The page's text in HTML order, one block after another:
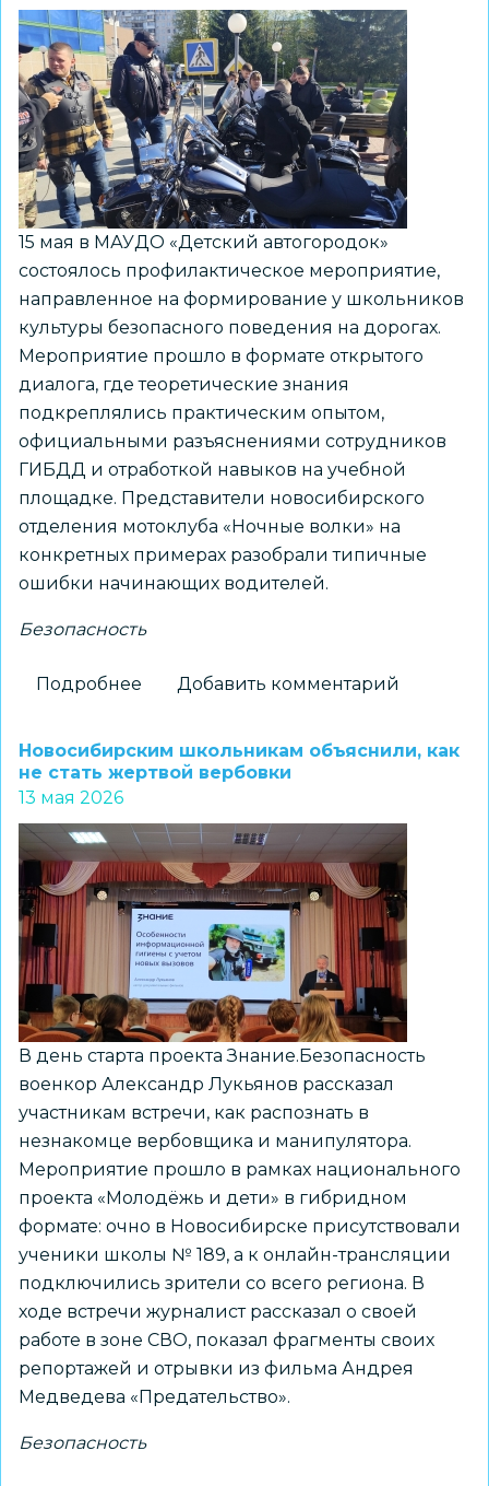
для
родителей
15 мая в МАУДО «Детский автогородок»
состоялось профилактическое мероприятие,
направленное на формирование у школьников
культуры безопасного поведения на дорогах.
Мероприятие прошло в формате открытого
диалога, где теоретические знания
подкреплялись практическим опытом,
официальными разъяснениями сотрудников
ГИБДД и отработкой навыков на учебной
площадке. Представители новосибирского
отделения мотоклуба «Ночные волки» на
конкретных примерах разобрали типичные
ошибки начинающих водителей.
Безопасность
Подробнее
двух
и
не
только:
в
Детском
автогородке
прошло
совместное
профилактическое
мероприятие
Добавить комментарий
Новосибирским школьникам объяснили, как
не стать жертвой вербовки
13 мая 2026
В день старта проекта Знание.Безопасность
военкор Александр Лукьянов рассказал
участникам встречи, как распознать в
незнакомце вербовщика и манипулятора.
Мероприятие прошло в рамках национального
проекта «Молодёжь и дети» в гибридном
формате: очно в Новосибирске присутствовали
ученики школы № 189, а к онлайн-трансляции
подключились зрители со всего региона. В
ходе встречи журналист рассказал о своей
работе в зоне СВО, показал фрагменты своих
репортажей и отрывки из фильма Андрея
Медведева «Предательство».
Безопасность